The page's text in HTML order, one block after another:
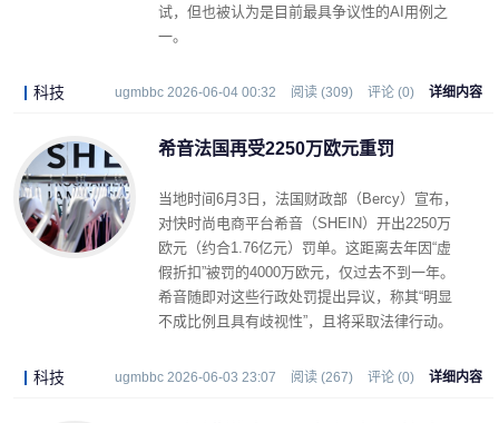
试，但也被认为是目前最具争议性的AI用例之
一。
科技 ugmbbc 2026-06-04 00:32 阅读 (309) 评论 (0) 详细内容
希音法国再受2250万欧元重罚
当地时间6月3日，法国财政部（Bercy）宣布，
对快时尚电商平台希音（SHEIN）开出2250万
欧元（约合1.76亿元）罚单。这距离去年因“虚
假折扣”被罚的4000万欧元，仅过去不到一年。
希音随即对这些行政处罚提出异议，称其“明显
不成比例且具有歧视性”，且将采取法律行动。
科技 ugmbbc 2026-06-03 23:07 阅读 (267) 评论 (0) 详细内容